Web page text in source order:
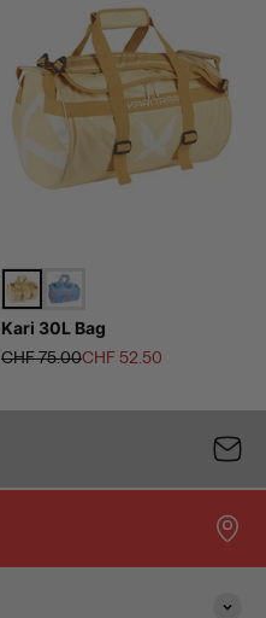
Kari 30L Bag
Regulärer Preis
CHF 75.00Angebot
CHF 52.50